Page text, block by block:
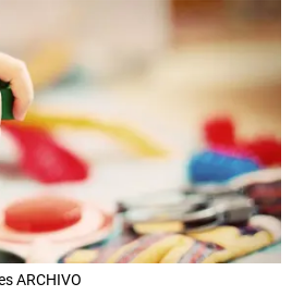
ARCHIVO